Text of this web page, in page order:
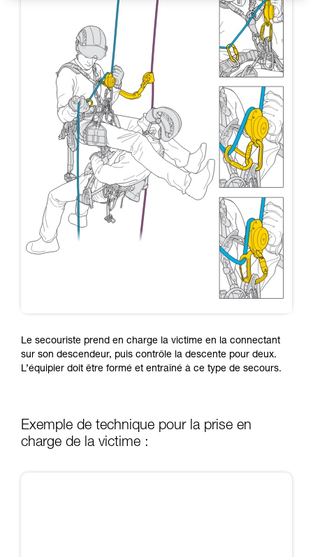
Le secouriste prend en charge la victime en la connectant
sur son descendeur, puis contrôle la descente pour deux.
L’équipier doit être formé et entraîné à ce type de secours.
Exemple de technique pour la prise en
charge de la victime :